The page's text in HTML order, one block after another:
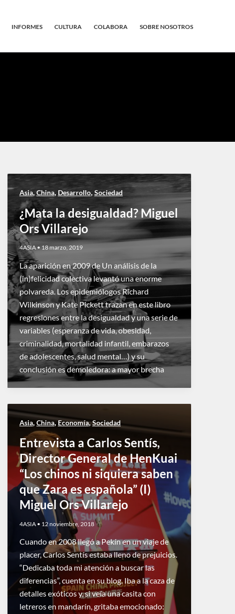
INFORMES CULTURA COLABORA SOBRE NOSOTROS
Asia,China, Desarrollo, Sociedad
¿Mata la desigualdad? Miguel
Ors Villarejo
4ASIA • 18 marzo, 2019
La aparición en 2009 de Un análisis de la
(in)felicidad colectiva levantó una enorme
polvareda. Los epidemiólogos Richard
Wilkinson y Kate Pickett trazan en este libro
regresiones entre la desigualdad y una serie de
variables (esperanza de vida, obesidad,
criminalidad, mortalidad infantil, embarazos
de adolescentes, salud mental…) y su
conclusión es demoledora: a mayor brecha
Asia, China,Economía,Sociedad
Entrevista a Carlos Sentís,
Director General de HenKuai
“Los chinos ni siquiera saben
que Zara es española” (I)
Miguel Ors Villarejo
4ASIA • 12 noviembre, 2018
Cuando en 2008 llegó a Pekín en un viaje de
placer, Carlos Sentís estaba lleno de prejuicios.
“Dedicaba toda mi atención a buscar las
diferencias”, cuenta en su blog. Iba a la caza de
detalles exóticos y, si veía una casita con
letreros en mandarín, gritaba emocionado: